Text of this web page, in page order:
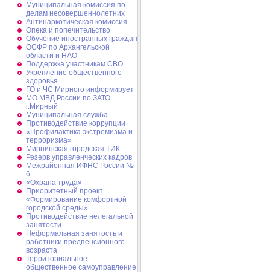
Муниципальная комиссия по
делам несовершеннолетних
Антинаркотическая комиссия
Опека и попечительство
Обучение иностранных граждан
ОСФР по Архангельской
области и НАО
Поддержка участникам СВО
Укрепление общественного
здоровья
ГО и ЧС Мирного информирует
МО МВД России по ЗАТО
г.Мирный
Муниципальная cлужба
Противодействие коррупции
«Профилактика экстремизма и
терроризма»
Мирнинская городская ТИК
Резерв управленческих кадров
Межрайонная ИФНС России №
6
«Охрана труда»
Приоритетный проект
«Формирование комфортной
городской среды»
Противодействие нелегальной
занятости
Неформальная занятость и
работники предпенсионного
возраста
Территориальное
общественное самоуправление